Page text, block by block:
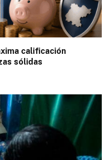
calificación
sólidas